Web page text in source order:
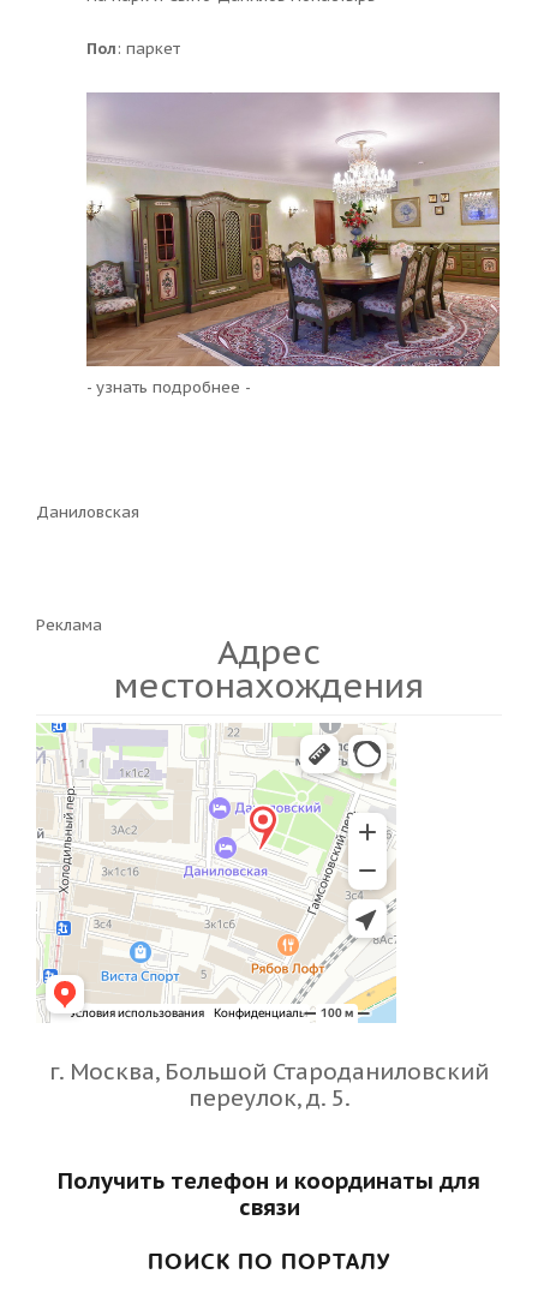
Пол: паркет
- узнать подробнее -
Даниловская
Реклама
Адрес
местонахождения
г. Москва, Большой Староданиловский
переулок, д. 5.
Получить телефон и координаты для
связи
ПОИСК ПО ПОРТАЛУ